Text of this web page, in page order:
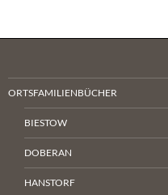
ORTSFAMILIENBÜCHER
BIESTOW
DOBERAN
HANSTORF